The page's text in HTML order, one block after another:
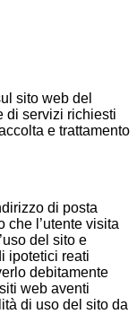
sito web del
di servizi richiesti
e trattamento
di posta
che l’utente visita
del sito e
ipotetici reati
debitamente
web aventi
di uso del sito da